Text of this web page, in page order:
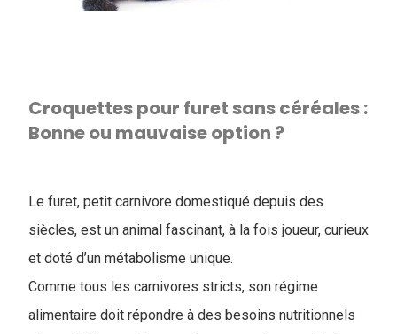
Croquettes pour furet sans céréales :
Bonne ou mauvaise option ?
Le furet, petit carnivore domestiqué depuis des
siècles, est un animal fascinant, à la fois joueur, curieux
et doté d’un métabolisme unique.
Comme tous les carnivores stricts, son régime
alimentaire doit répondre à des besoins nutritionnels